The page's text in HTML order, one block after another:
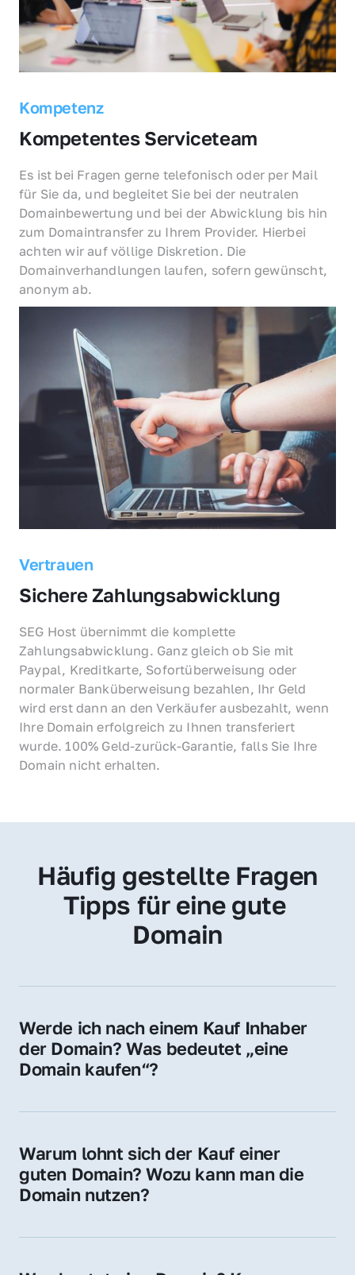
Kompetenz
Kompetentes Serviceteam
Es ist bei Fragen gerne telefonisch oder per Mail
für Sie da, und begleitet Sie bei der neutralen
Domainbewertung und bei der Abwicklung bis hin
zum Domaintransfer zu Ihrem Provider. Hierbei
achten wir auf völlige Diskretion. Die
Domainverhandlungen laufen, sofern gewünscht,
anonym ab.
Vertrauen
Sichere Zahlungsabwicklung
SEG Host übernimmt die komplette
Zahlungsabwicklung. Ganz gleich ob Sie mit
Paypal, Kreditkarte, Sofortüberweisung oder
normaler Banküberweisung bezahlen, Ihr Geld
wird erst dann an den Verkäufer ausbezahlt, wenn
Ihre Domain erfolgreich zu Ihnen transferiert
wurde. 100% Geld-zurück-Garantie, falls Sie Ihre
Domain nicht erhalten.
Häufig gestellte Fragen
Tipps für eine gute
Domain
Werde ich nach einem Kauf Inhaber
der Domain? Was bedeutet „eine
Domain kaufen“?
Sie erhalten alle Rechte zur Nutzung,
Domain.
Warum lohnt sich der Kauf einer
guten Domain? Wozu kann man die
Domain nutzen?
Vertrauen und Markenwert. Nutzen Sie sie